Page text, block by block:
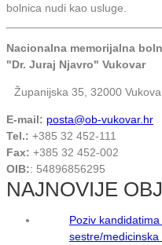
bolnica nudi kao usluge.
Nacionalna memorijalna
"Dr. Juraj Njavro" Vukovar
Županijska 35, 32000
E-mail: posta@ob-vukovar.hr
Tel.: +385 32 452-111
Fax: +385 32 452-002
OIB:: 54896856295
NAJNOVIJE
Poziv
sestre/